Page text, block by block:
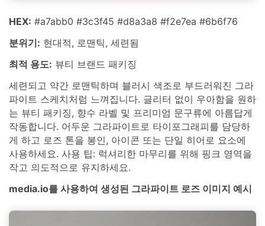
HEX: #a7abb0 #3c3f45 #d8a3a8 #f2e7ea #6b6f76
분위기: 현대적, 로맨틱, 세련됨
최적 용도: 뷰티 브랜드 패키징
세련되고 약간 로맨틱하며 블러시 색조로 부드러워진 그라
파이트 스케치처럼 느껴집니다. 글리터 없이 우아함을 원하
는 뷰티 패키징, 향수 라벨 및 프리미엄 문구류에 아름답게
작동합니다. 어두운 그라파이트로 타이포그래피를 담당하
게 하고 로즈 톤을 봉인, 아이콘 또는 단일 히어로 요소에
사용하세요. 사용 팁: 럭셔리한 마무리를 위해 핑크 영역을
작고 의도적으로 유지하세요.
media.io를 사용하여 생성된 그라파이트 로즈 이미지 예시